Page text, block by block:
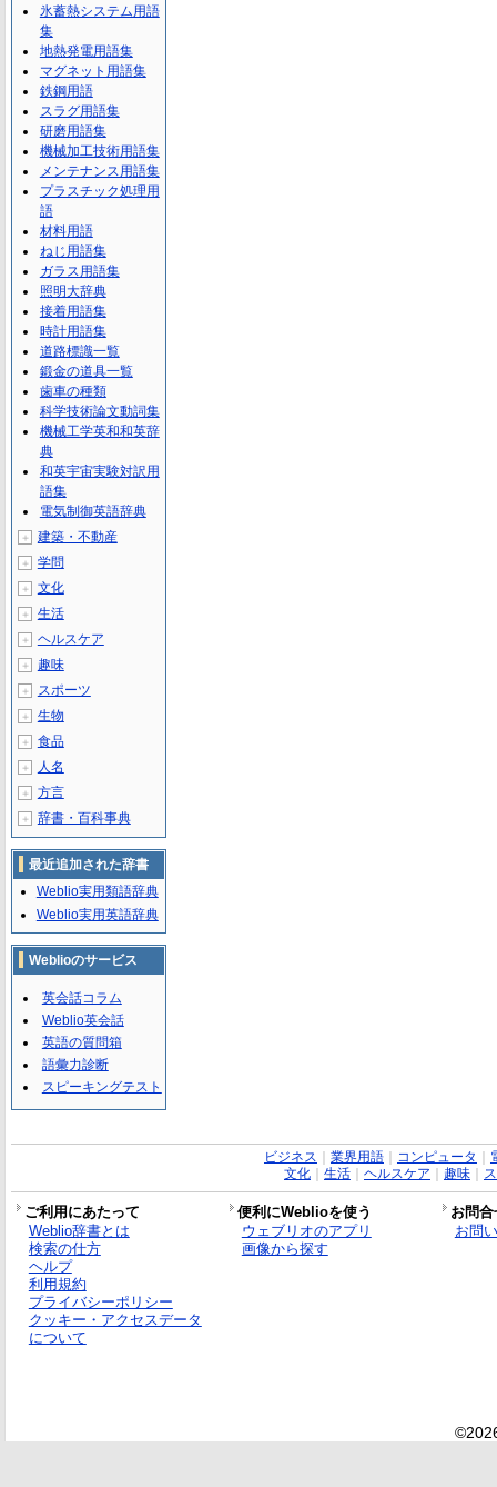
氷蓄熱システム用語
集
地熱発電用語集
マグネット用語集
鉄鋼用語
スラグ用語集
研磨用語集
機械加工技術用語集
メンテナンス用語集
プラスチック処理用
語
材料用語
ねじ用語集
ガラス用語集
照明大辞典
接着用語集
時計用語集
道路標識一覧
鍛金の道具一覧
歯車の種類
科学技術論文動詞集
機械工学英和和英辞
典
和英宇宙実験対訳用
語集
電気制御英語辞典
＋ 建築・不動産
＋ 学問
＋ 文化
＋ 生活
＋ ヘルスケア
＋ 趣味
＋ スポーツ
＋ 生物
＋ 食品
＋ 人名
＋ 方言
＋ 辞書・百科事典
最近追加された辞書
Weblio実用類語辞典
Weblio実用英語辞典
Weblioのサービス
英会話コラム
Weblio英会話
英語の質問箱
語彙力診断
スピーキングテスト
ビジネス 業界用語｜ コンピュータ
文化｜ 生活｜ ヘルスケア 趣味｜
ご利用にあたって 便利にWeblioを使う
お問
Weblio辞書とは
検索の仕方
ヘルプ
利用規約
プライバシーポリシー
クッキー・アクセスデータ
について
ウェブリオのアプリ
画像から探す
お問